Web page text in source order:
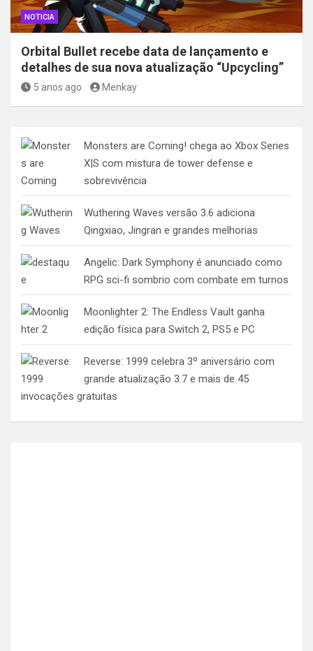
NOTICIA
Orbital Bullet recebe data de lançamento e
detalhes de sua nova atualização “Upcycling”
5 anos ago Menkay
Monsters are Coming! chega ao Xbox Series
X|S com mistura de tower defense e
sobrevivência
Wuthering Waves versão 3.6 adiciona
Qingxiao, Jingran e grandes melhorias
Angelic: Dark Symphony é anunciado como
RPG sci-fi sombrio com combate em turnos
Moonlighter 2: The Endless Vault ganha
edição física para Switch 2, PS5 e PC
Reverse: 1999 celebra 3º aniversário com
grande atualização 3.7 e mais de 45
invocações gratuitas